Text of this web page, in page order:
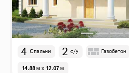
4 Спальни 2 с/у Газобетон
14.88м x 12.07м